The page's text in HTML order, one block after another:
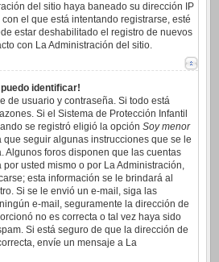
del sitio haya baneado su dirección IP
el que está intentando registrarse, esté
estar deshabilitado el registro de nuevos
con La Administración del sitio.
identificar!
de usuario y contraseña. Si todo está
Si el Sistema de Protección Infantil
se registró eligió la opción Soy menor
que seguir algunas instrucciones que se le
Algunos foros disponen que las cuentas
usted mismo o por La Administración,
esta información se le brindará al
Si se le envió un e-mail, siga las
e-mail, seguramente la dirección de
no es correcta o tal vez haya sido
Si está seguro de que la dirección de
envíe un mensaje a La